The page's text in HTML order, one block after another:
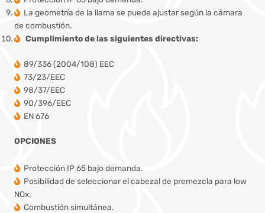
La geometría de la llama se puede ajustar según la cámara
de combustión.
Cumplimiento de las siguientes directivas:
89/336 (2004/108) EEC
73/23/EEC
98/37/EEC
90/396/EEC
EN 676
OPCIONES
Protección IP 65 bajo demanda.
Posibilidad de seleccionar el cabezal de premezcla para low
NOx.
Combustión simultánea.